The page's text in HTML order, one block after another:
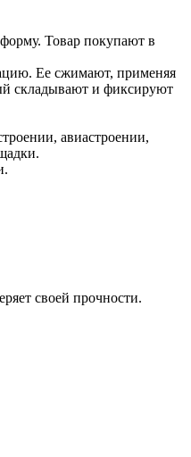
Товар покупают в
Ее сжимают, применяя
складывают и фиксируют
авиастроении,
своей прочности.